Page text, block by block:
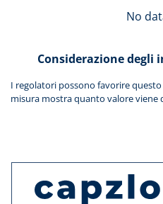
No
Considerazione degli
I regolatori possono favorire
misura mostra quanto valore viene